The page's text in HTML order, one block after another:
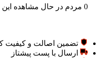
0 مردم در حال مشاهده
تضمین اصالت و کیفیت
ارسال با پست پیشتاز